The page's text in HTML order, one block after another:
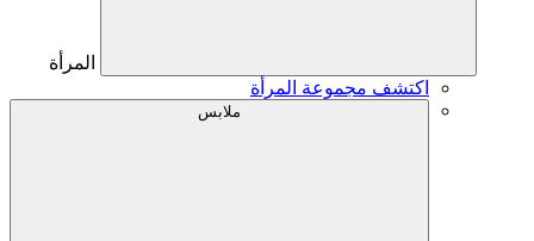
المرأة
اكتشف مجموعة المرأة
ملابس